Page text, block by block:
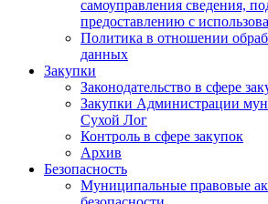
самоуправления сведения,
предоставлению с
Политика в отношении
данных
Закупки
Законодательство в сфере
Закупки Администрации
Сухой Лог
Контроль в сфере закупок
Архив
Безопасность
Муниципальные правовые